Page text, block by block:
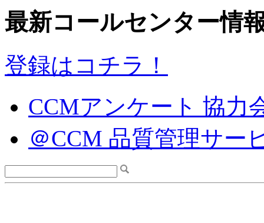
最新コールセンター情
登録はコチラ！
CCMアンケート 協力
＠CCM 品質管理サー